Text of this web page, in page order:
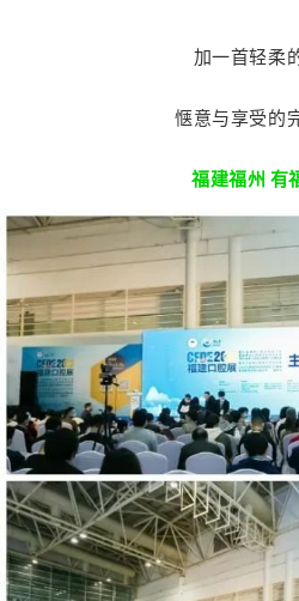
加一首轻柔
惬意与享受的
福建福州 有